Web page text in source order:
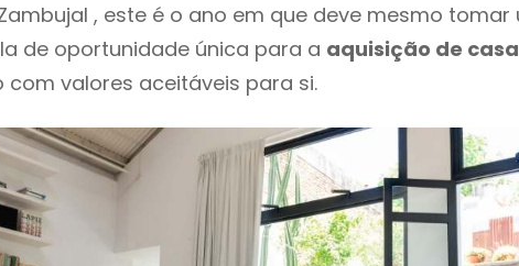
, este é o ano em que deve mesmo tomar
de oportunidade única para a aquisição de casa
com valores aceitáveis para si.